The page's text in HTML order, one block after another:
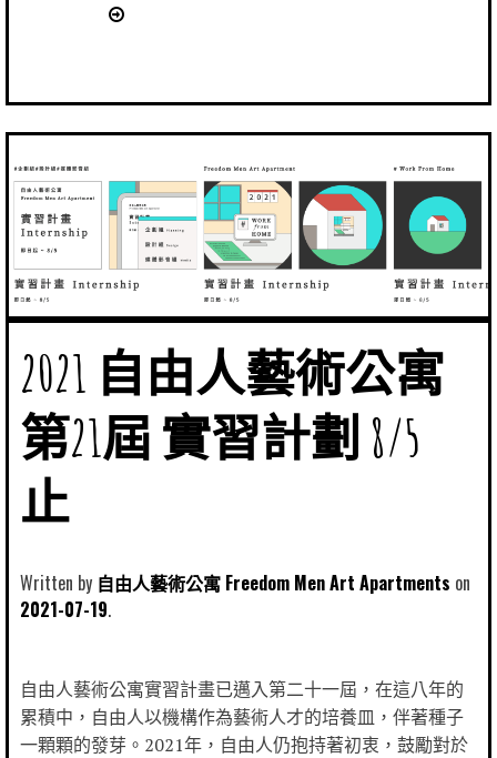
2021 自由人藝術公寓
第21屆 實習計劃 8/5
止
Written by 自由人藝術公寓 Freedom Men Art Apartments
2021-07-19
自由人藝術公寓實習計畫已邁入第二十一屆，在這八年的
累積中，自由人以機構作為藝術人才的培養皿，伴著種子
一顆顆的發芽。2021年，自由人仍抱持著初衷，鼓勵對於